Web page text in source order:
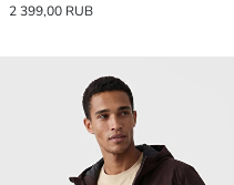
2 399,00 RUB